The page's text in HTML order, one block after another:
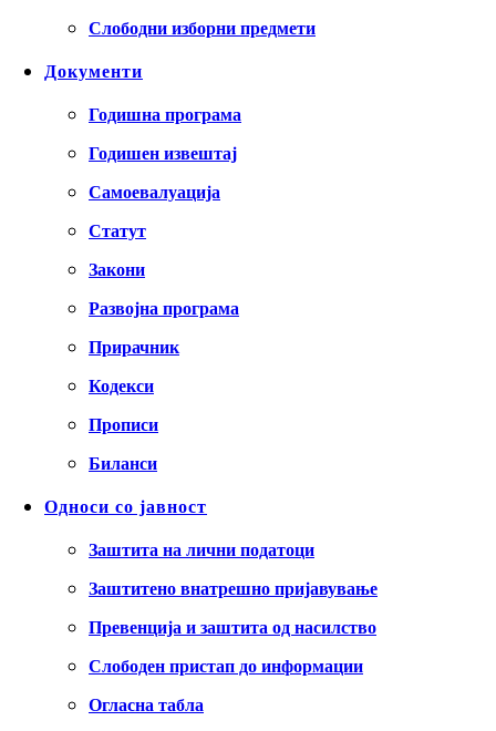
Слободни изборни предмети
Документи
Годишна програма
Годишен извештај
Самоевалуација
Статут
Закони
Развојна програма
Прирачник
Кодекси
Прописи
Биланси
Односи со јавност
Заштита на лични податоци
Заштитено внатрешно пријавување
Превенција и заштита од насилство
Слободен пристап до информации
Огласна табла